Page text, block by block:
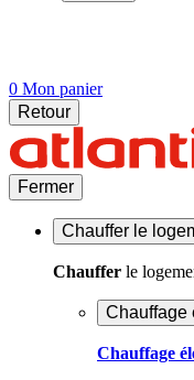
0 Mon panier
Retour
Fermer
Chauffer le
Chauffer le
Chauffage
Chauffage